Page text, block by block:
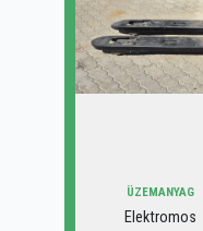
ÜZEMANYAG
Elektromos